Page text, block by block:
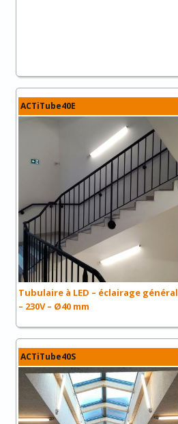
ACTiTube40E
Tubulaire à LED – éclairage général
– 230V – Ø40 mm
ACTiTube40S